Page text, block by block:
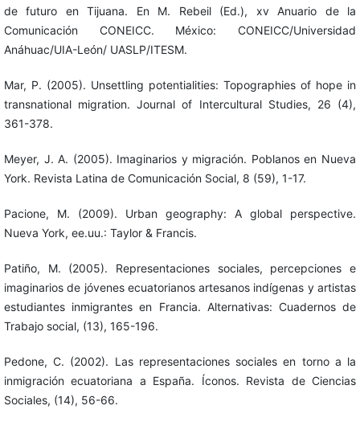
de futuro en Tijuana. En M. Rebeil (Ed.), xv Anuario de la
Comunicación CONEICC. México: CONEICC/Universidad
Anáhuac/UIA-León/ UASLP/ITESM.
Mar, P. (2005). Unsettling potentialities: Topographies of hope in
transnational migration. Journal of Intercultural Studies, 26 (4),
361-378.
Meyer, J. A. (2005). Imaginarios y migración. Poblanos en Nueva
York. Revista Latina de Comunicación Social, 8 (59), 1-17.
Pacione, M. (2009). Urban geography: A global perspective.
Nueva York, ee.uu.: Taylor & Francis.
Patiño, M. (2005). Representaciones sociales, percepciones e
imaginarios de jóvenes ecuatorianos artesanos indígenas y artistas
estudiantes inmigrantes en Francia. Alternativas: Cuadernos de
Trabajo social, (13), 165-196.
Pedone, C. (2002). Las representaciones sociales en torno a la
inmigración ecuatoriana a España. Íconos. Revista de Ciencias
Sociales, (14), 56-66.